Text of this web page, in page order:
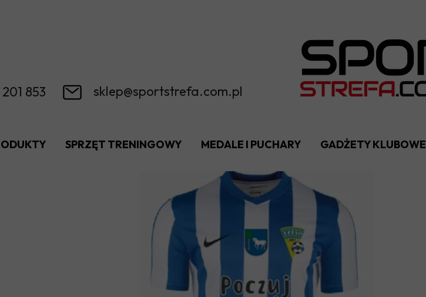
sklep@sportstrefa.com.pl
853
SPRZĘT TRENINGOWY MEDALE I PUCHARY GADŻETY KLUBOWE